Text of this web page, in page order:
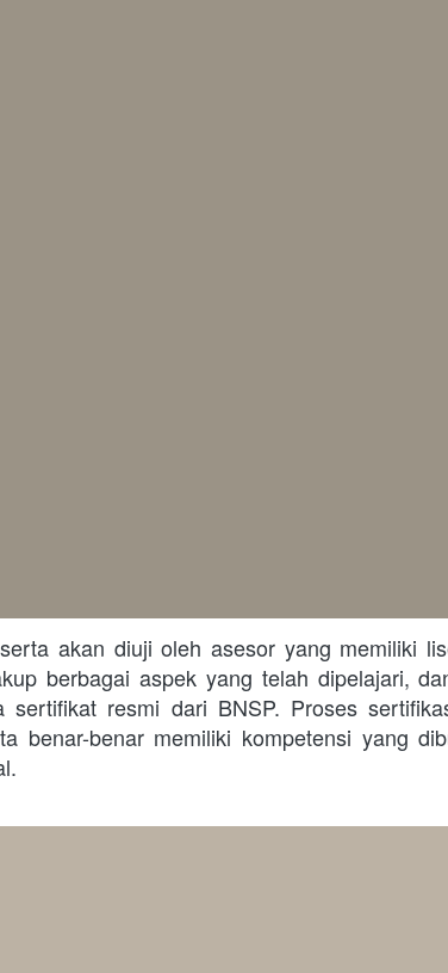
berbagai aspek yang telah dipelajari,
sertifikat resmi dari BNSP. Proses
benar-benar memiliki kompetensi yang